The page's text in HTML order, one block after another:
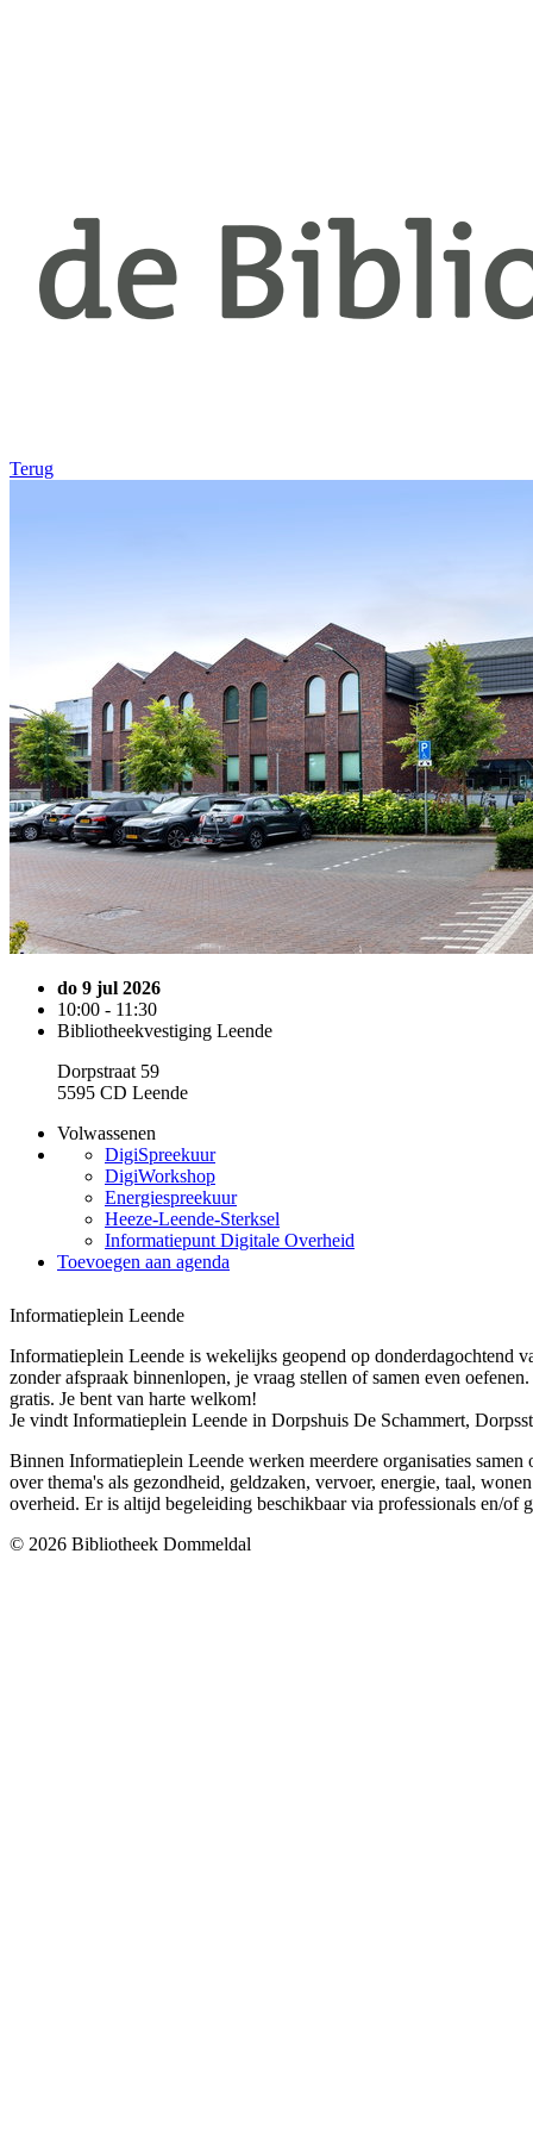
Terug
do 9 jul 2026
10:00 - 11:30
Bibliotheekvestiging Leende
Dorpstraat 59
5595 CD Leende
Volwassenen
DigiSpreekuur
DigiWorkshop
Energiespreekuur
Heeze-Leende-Sterksel
Informatiepunt Digitale Overheid
Toevoegen aan agenda
Informatieplein Leende
Informatieplein Leende is wekelijks geopend op donderdagochtend
zonder afspraak binnenlopen, je vraag stellen of samen even
gratis. Je bent van harte welkom!
Je vindt Informatieplein Leende in Dorpshuis De Schammert,
Binnen Informatieplein Leende werken meerdere organisaties samen
over thema's als gezondheid, geldzaken, vervoer, energie, taal,
overheid. Er is altijd begeleiding beschikbaar via professionals en/of
© 2026 Bibliotheek Dommeldal